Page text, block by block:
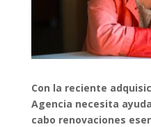
Con la reciente
Agencia necesita
cabo renovaciones